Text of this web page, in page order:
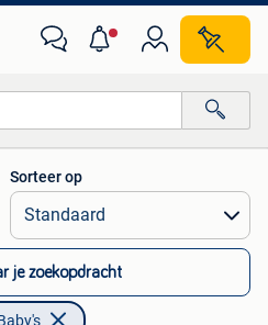
Sorteer op
je zoekopdracht